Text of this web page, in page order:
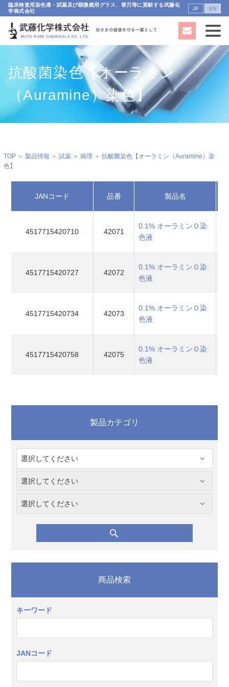
臨床検査用染色液・試薬及び顕微鏡用グラス、替刃等に貢献する武藤化
学株式会社
JP EN
抗酸菌染色【オーラミン
（Auramine）染色】
TOP＞ 製品情報 ＞ 試薬＞ 病理 ＞ 抗酸菌染色【オーラミン（Auramine）染
色】
JANコード 品番 製品名
4517715420710 42071
0.1% オーラミンＯ染
色液
4517715420727 42072
0.1% オーラミンＯ染
色液
4517715420734 42073
0.1% オーラミンＯ染
色液
4517715420758 42075
0.1% オーラミンＯ染
色液
製品カテゴリ
商品検索
キーワード
JANコード